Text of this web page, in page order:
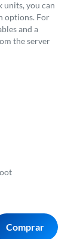
units, you can
options. For
and a
the server
Comprar